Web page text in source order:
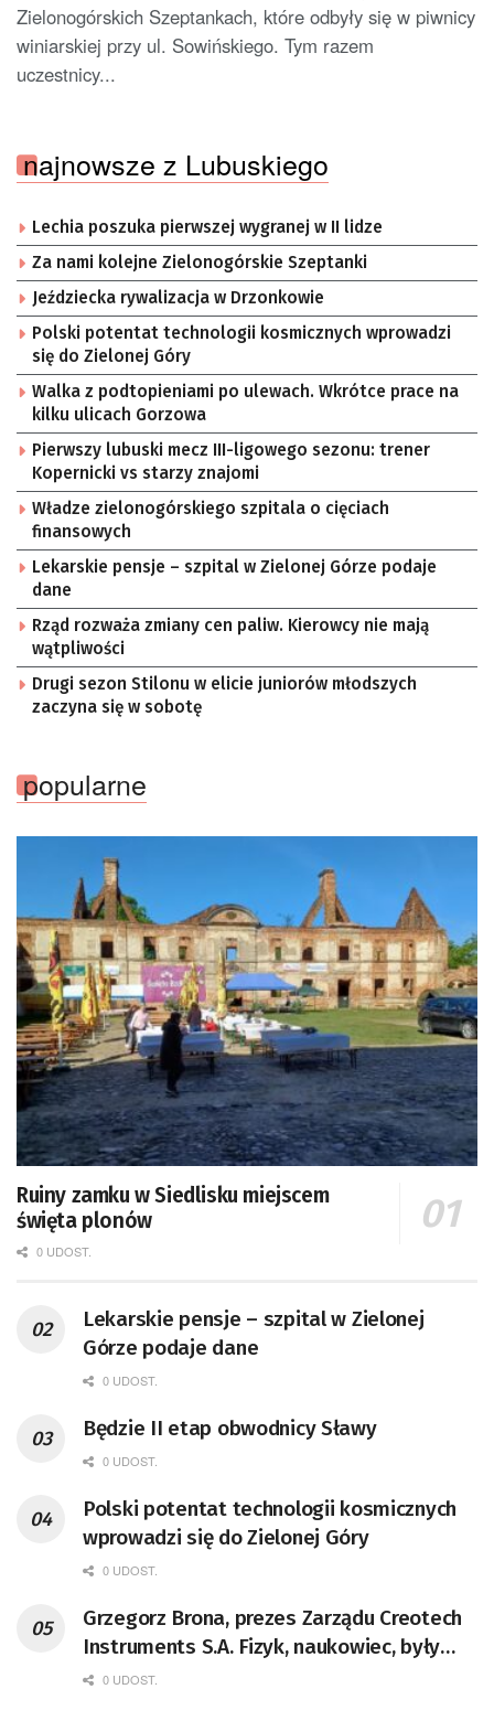
Zielonogórskich Szeptankach, które odbyły się w piwnicy
winiarskiej przy ul. Sowińskiego. Tym razem
uczestnicy...
najnowsze z Lubuskiego
Lechia poszuka pierwszej wygranej w II lidze
Za nami kolejne Zielonogórskie Szeptanki
Jeździecka rywalizacja w Drzonkowie
Polski potentat technologii kosmicznych wprowadzi
się do Zielonej Góry
Walka z podtopieniami po ulewach. Wkrótce prace na
kilku ulicach Gorzowa
Pierwszy lubuski mecz III-ligowego sezonu: trener
Kopernicki vs starzy znajomi
Władze zielonogórskiego szpitala o cięciach
finansowych
Lekarskie pensje – szpital w Zielonej Górze podaje
dane
Rząd rozważa zmiany cen paliw. Kierowcy nie mają
wątpliwości
Drugi sezon Stilonu w elicie juniorów młodszych
zaczyna się w sobotę
popularne
Ruiny zamku w Siedlisku miejscem
święta plonów
0 UDOST.
Lekarskie pensje – szpital w Zielonej
Górze podaje dane
0 UDOST.
Będzie II etap obwodnicy Sławy
0 UDOST.
Polski potentat technologii kosmicznych
wprowadzi się do Zielonej Góry
0 UDOST.
Grzegorz Brona, prezes Zarządu Creotech
Instruments S.A. Fizyk, naukowiec, były
pracownik CERN w Genewie,
0 UDOST.